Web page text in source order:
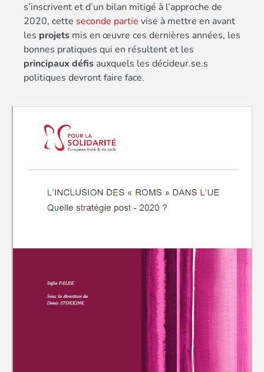
s’inscrivent et d’un bilan mitigé à l’approche de
2020, cette seconde partie vise à mettre en avant
les projets mis en œuvre ces dernières années, les
bonnes pratiques qui en résultent et les
principaux défis auxquels les décideur.se.s
politiques devront faire face.